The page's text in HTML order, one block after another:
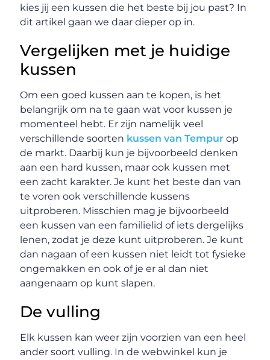
kies jij een kussen die het beste bij jou past? In
dit artikel gaan we daar dieper op in.
Vergelijken met je huidige
kussen
Om een goed kussen aan te kopen, is het
belangrijk om na te gaan wat voor kussen je
momenteel hebt. Er zijn namelijk veel
verschillende soorten kussen van Tempur op
de markt. Daarbij kun je bijvoorbeeld denken
aan een hard kussen, maar ook kussen met
een zacht karakter. Je kunt het beste dan van
te voren ook verschillende kussens
uitproberen. Misschien mag je bijvoorbeeld
een kussen van een familielid of iets dergelijks
lenen, zodat je deze kunt uitproberen. Je kunt
dan nagaan of een kussen niet leidt tot fysieke
ongemakken en ook of je er al dan niet
aangenaam op kunt slapen.
De vulling
Elk kussen kan weer zijn voorzien van een heel
ander soort vulling. In de webwinkel kun je